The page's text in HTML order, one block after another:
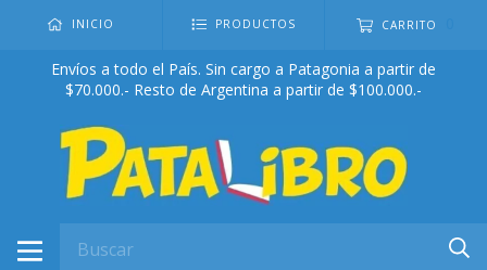
INICIO PRODUCTOS CARRITO
Envíos a todo el País. Sin cargo a Patagonia a partir de
$70.000.- Resto de Argentina a partir de $100.000.-